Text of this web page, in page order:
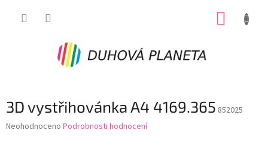
3D vystřihovánka A4 4169.365 852025
Průměrné
Neohodnoceno Podrobnosti hodnocení